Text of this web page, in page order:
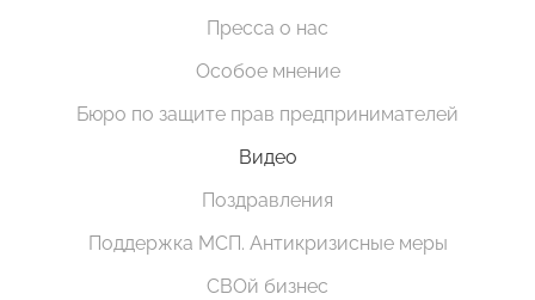
Пресса о нас
Особое мнение
Бюро по защите прав предпринимателей
Видео
Поздравления
Поддержка МСП. Антикризисные меры
СВОй бизнес